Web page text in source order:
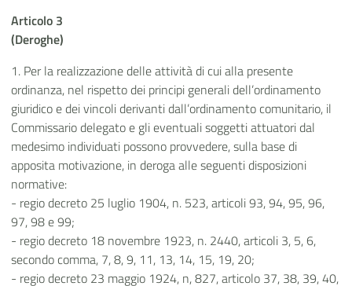
Articolo 3
(Deroghe)
1. Per la realizzazione delle attività di cui alla presente
ordinanza, nel rispetto dei principi generali dell’ordinamento
giuridico e dei vincoli derivanti dall’ordinamento comunitario, il
Commissario delegato e gli eventuali soggetti attuatori dal
medesimo individuati possono provvedere, sulla base di
apposita motivazione, in deroga alle seguenti disposizioni
normative:
- regio decreto 25 luglio 1904, n. 523, articoli 93, 94, 95, 96,
97, 98 e 99;
- regio decreto 18 novembre 1923, n. 2440, articoli 3, 5, 6,
secondo comma, 7, 8, 9, 11, 13, 14, 15, 19, 20;
- regio decreto 23 maggio 1924, n, 827, articolo 37, 38, 39, 40,